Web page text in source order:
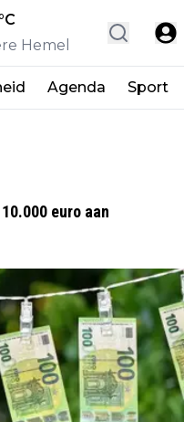
°C
Hemel
Agenda Sport
euro aan